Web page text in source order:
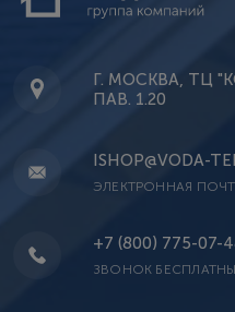
Г. МОСКВА, ТЦ
ПАВ. 1.20
ISHOP@VODA-
ЭЛЕКТРОННАЯ
+7 (800) 775-07-
ЗВОНОК